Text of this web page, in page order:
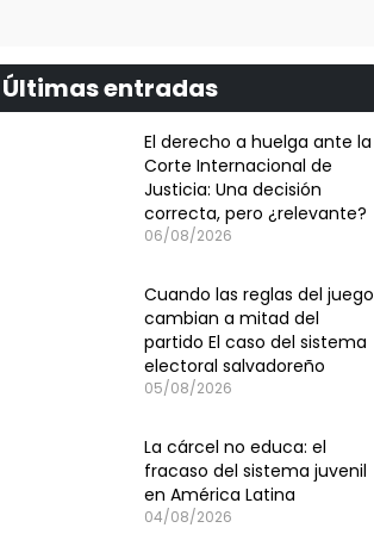
Últimas entradas
El derecho a huelga ante la
Corte Internacional de
Justicia: Una decisión
correcta, pero ¿relevante?
06/08/2026
Cuando las reglas del juego
cambian a mitad del
partido El caso del sistema
electoral salvadoreño
05/08/2026
La cárcel no educa: el
fracaso del sistema juvenil
en América Latina
04/08/2026